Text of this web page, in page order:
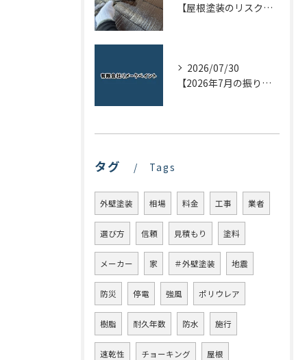
【屋根塗装のリスクを下げる！】屋根の点検はドローンで！
2026/07/30
【2026年7月の振り返り】リメークペイントブログまとめ
タグ Tags
外壁塗装 相場 料金 工事 業者
選び方 信頼 見積もり 塗料
メーカー 家 ＃外壁塗装 地震
防災 停電 強風 ポリウレア
樹脂 耐久年数 防水 施行
速乾性 チョーキング 屋根